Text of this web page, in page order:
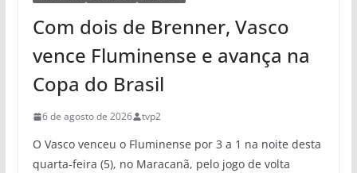
Com dois de Brenner, Vasco
vence Fluminense e avança na
Copa do Brasil
6 de agosto de 2026 tvp2
O Vasco venceu o Fluminense por 3 a 1 na noite desta
quarta-feira (5), no Maracanã, pelo jogo de volta